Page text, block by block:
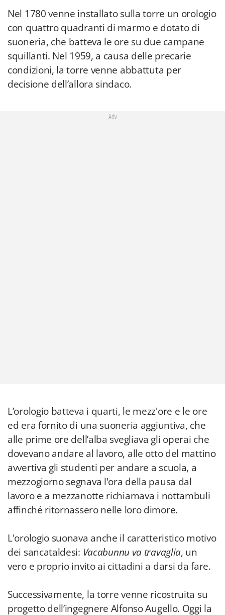
Nel 1780 venne installato sulla torre un orologio
con quattro quadranti di marmo e dotato di
suoneria, che batteva le ore su due campane
squillanti. Nel 1959, a causa delle precarie
condizioni, la torre venne abbattuta per
decisione dell’allora sindaco.
Adv
L’orologio batteva i quarti, le mezz'ore e le ore
ed era fornito di una suoneria aggiuntiva, che
alle prime ore dell’alba svegliava gli operai che
dovevano andare al lavoro, alle otto del mattino
avvertiva gli studenti per andare a scuola, a
mezzogiorno segnava l'ora della pausa dal
lavoro e a mezzanotte richiamava i nottambuli
affinché ritornassero nelle loro dimore.
L'orologio suonava anche il caratteristico motivo
dei sancataldesi: Vacabunnu va travaglia, un
vero e proprio invito ai cittadini a darsi da fare.
Successivamente, la torre venne ricostruita su
progetto dell’ingegnere Alfonso Augello. Oggi la